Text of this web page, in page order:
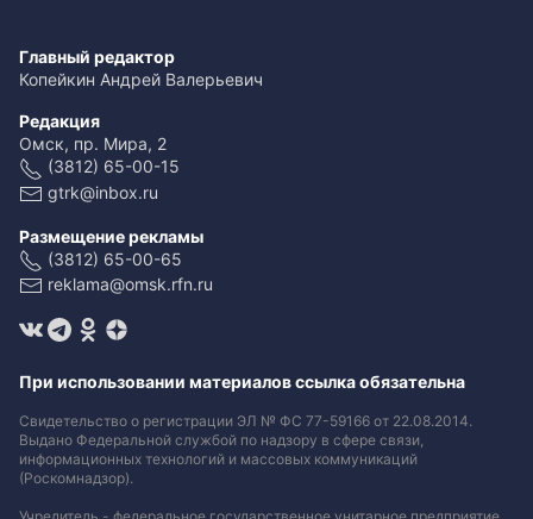
Главный редактор
Копейкин Андрей Валерьевич
Редакция
Омск, пр. Мира, 2
(3812) 65-00-15
gtrk@inbox.ru
Размещение рекламы
(3812) 65-00-65
reklama@omsk.rfn.ru
При использовании материалов ссылка обязательна
Свидетельство о регистрации ЭЛ № ФС 77-59166 от 22.08.2014.
Выдано Федеральной службой по надзору в сфере связи,
информационных технологий и массовых коммуникаций
(Роскомнадзор).